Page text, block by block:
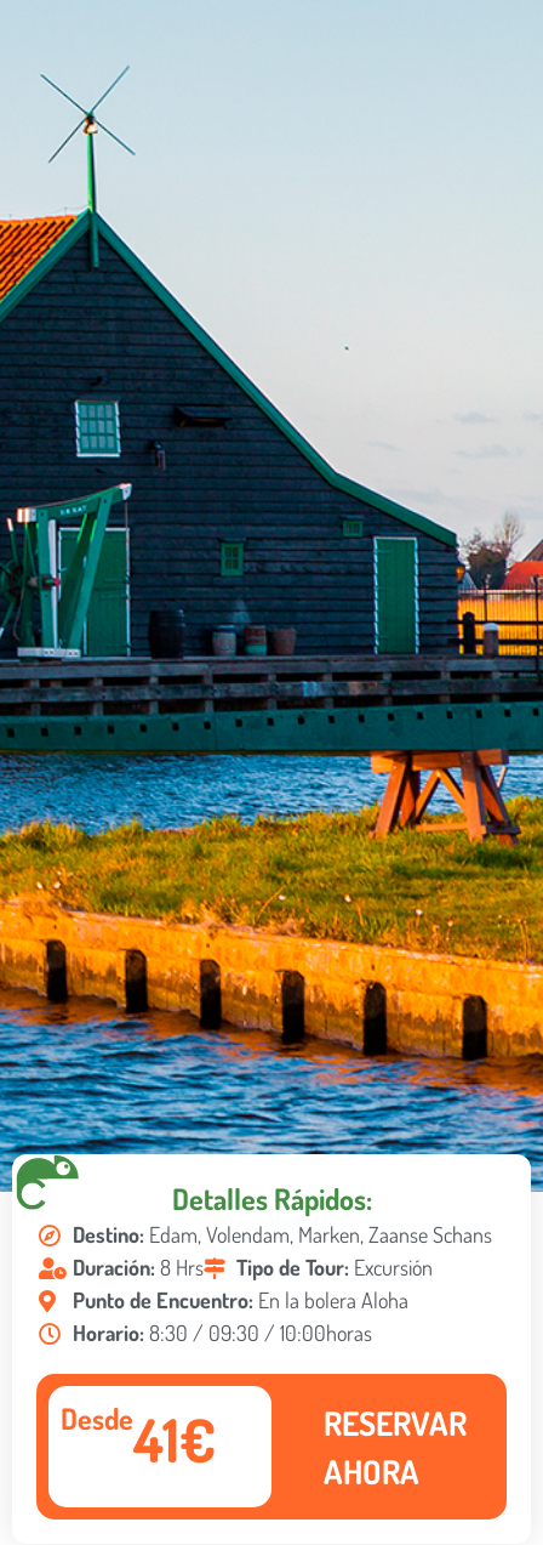
Detalles Rápidos:
Destino: Edam, Volendam, Marken, Zaanse Schans
Duración: 8 Hrs Tipo de Tour: Excursión
Punto de Encuentro: En la bolera Aloha
Horario: 8:30 / 09:30 / 10:00horas
Desde41€
RESERVAR
AHORA